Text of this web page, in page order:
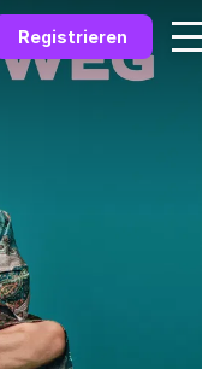
Registrieren